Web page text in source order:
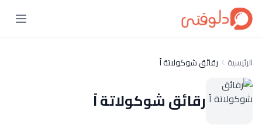
الرئيسية رقائق شوكولاتة اً
رقائق شوكولاتة اً